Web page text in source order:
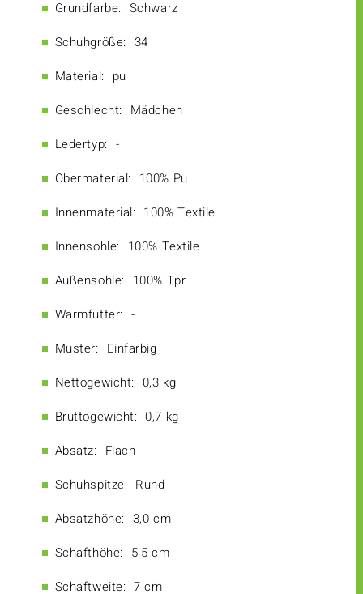
Grundfarbe: Schwarz
Schuhgröße: 34
Material: pu
Geschlecht: Mädchen
Ledertyp: -
Obermaterial: 100% Pu
Innenmaterial: 100% Textile
Innensohle: 100% Textile
Außensohle: 100% Tpr
Warmfutter: -
Muster: Einfarbig
Nettogewicht: 0,3 kg
Bruttogewicht: 0,7 kg
Absatz: Flach
Schuhspitze: Rund
Absatzhöhe: 3,0 cm
Schafthöhe: 5,5 cm
Schaftweite: 7 cm